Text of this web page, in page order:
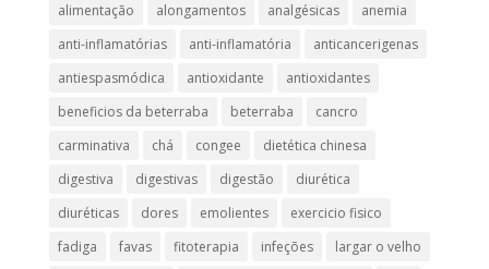
alimentação
alongamentos analgésicas
anemia
anti-inflamatórias
anti-inflamatória​
anticancerigenas
antiespasmódica
antioxidante
antioxidantes
beneficios da beterraba
beterraba
cancro
carminativa
chá congee
dietética chinesa
digestiva
digestivas digestão
diurética
diuréticas​
dores emolientes
exercicio fisico
fadiga
favas fitoterapia infeções largar o velho